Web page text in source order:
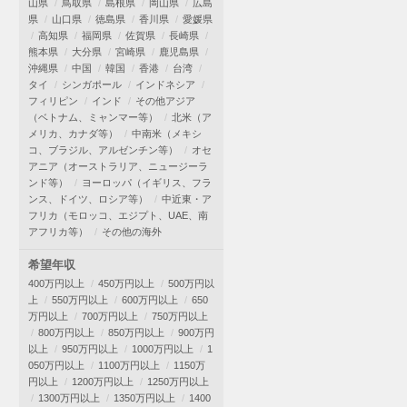
山県
鳥取県 島根県 岡山県
広島
県
山口県 徳島県 香川県
愛媛県
高知県
福岡県 佐賀県
長崎県
熊本県
大分県 宮崎県
鹿児島県
沖縄県
中国 韓国 香港
台湾
タイ
シンガポール
インドネシア
フィリピン
インド
その他アジア
（ベトナム、ミャンマー等）
北米（ア
メリカ、カナダ等）
中南米（メキシ
コ、ブラジル、アルゼンチン等）
オセ
アニア（オーストラリア、ニュージーラ
ンド等）
ヨーロッパ（イギリス、フラ
ンス、ドイツ、ロシア等）
中近東・ア
フリカ（モロッコ、エジプト、UAE、南
アフリカ等）
その他の海外
希望年収
400万円以上 450万円以上
500万円以
上
550万円以上 600万円以上
650
万円以上
700万円以上
750万円以上
800万円以上
850万円以上
900万円
以上
950万円以上 1000万円以上
1
050万円以上
1100万円以上
1150万
円以上
1200万円以上
1250万円以上
1300万円以上
1350万円以上
1400